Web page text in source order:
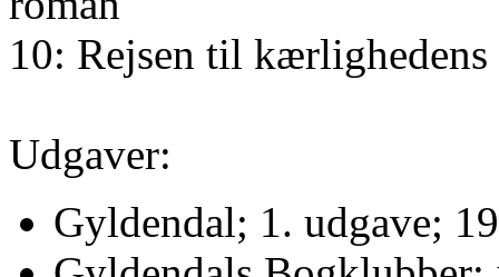
10: Rejsen til
Udgaver:
Gyldendal; 1. udgave;